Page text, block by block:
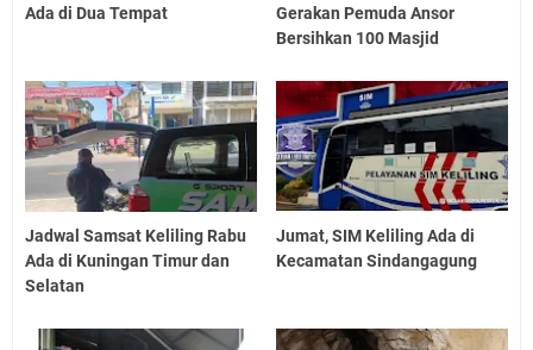
Ada di Dua Tempat
Gerakan Pemuda Ansor
Bersihkan 100 Masjid
Jadwal Samsat Keliling Rabu
Ada di Kuningan Timur dan
Selatan
Jumat, SIM Keliling Ada di
Kecamatan Sindangagung